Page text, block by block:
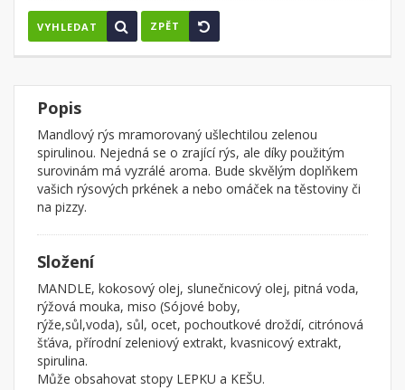
VYHLEDAT ZPĚT
Popis
Mandlový rýs mramorovaný ušlechtilou zelenou
spirulinou. Nejedná se o zrající rýs, ale díky použitým
surovinám má vyzrálé aroma. Bude skvělým doplňkem
vašich rýsových prkének a nebo omáček na těstoviny či
na pizzy.
Složení
MANDLE, kokosový olej, slunečnicový olej, pitná voda,
rýžová mouka, miso (Sójové boby,
rýže,sůl,voda), sůl, ocet, pochoutkové droždí, citrónová
šťáva, přírodní zeleniový extrakt, kvasnicový extrakt,
spirulina.
Může obsahovat stopy LEPKU a KEŠU.